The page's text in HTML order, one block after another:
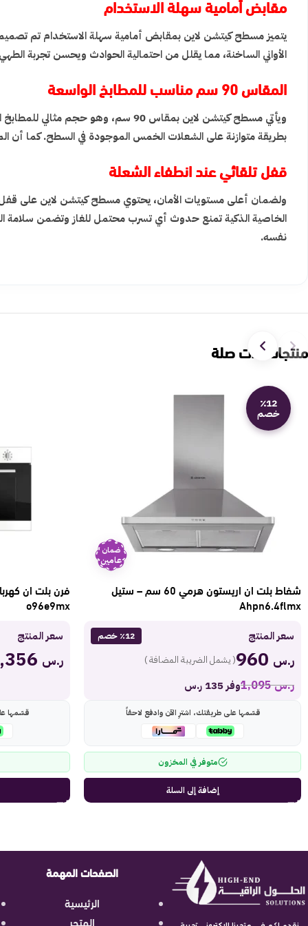
مقابض أمامية سهلة الاستخدام
يتميز مسطح كيتشن لاين بمقابض أمامية سهلة الاستخدام تم
الأواني الساخنة، مما يقلل من احتمالية الحوادث ويحسن تجربة
المقاس 90 سم مناسب للمطابخ الواسعة
ويأتي مسطح كيتشن لاين بمقاس 90
بطريقة متوازنة على الشعلات الخمس الموجودة في السطح. كما أن
قفل تلقائي عند انطفاء الشعلة
ولضمان أعلى مستويات الأمان، يحتوي مسطح كيتشن لاين على قفل
الخاصية الذكية تمنع حدوث أي تسرب محتمل للغاز وتضمن سلامة
نفسه.
منتجات ذات صلة
٪12
خصم
ضمان
عامين
شفاط بلت ان اريستون هرمي 60 سم – ستيل
Ahpn6.4flmx
سعر المنتج ٪12 خصم
ر.س ( يشمل الضريبة المضافة )
ر.س1,095 وفر 135 ر.س
قسّمها على طريقتك، اشترِ الآن وادفع لاحقاً
متوفر في المخزون
إضافة إلى السلة
o96e9mx
سعر المنتج
ر.س
قسّمها
الصفحات المهمة
الرئيسية
المتجر